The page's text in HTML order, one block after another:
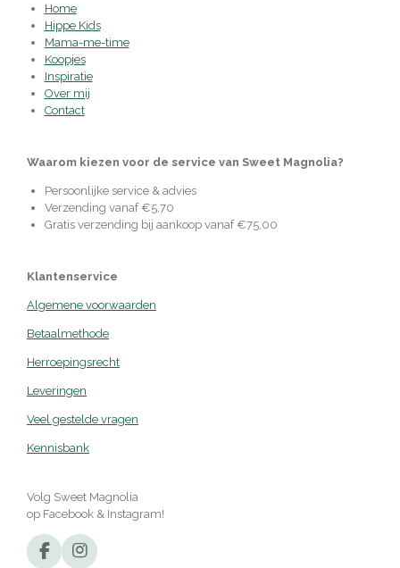
Home
Hippe Kids
Mama-me-time
Koopjes
Inspiratie
Over mij
Contact
Waarom kiezen voor de service van Sweet Magnolia?
Persoonlijke service & advies
Verzending vanaf €5,70
Gratis verzending bij aankoop vanaf €75,00
Klantenservice
Algemene voorwaarden
Betaalmethode
Herroepingsrecht
Leveringen
Veel gestelde vragen
Kennisbank
Volg Sweet Magnolia
op Facebook & Instagram!
F
I